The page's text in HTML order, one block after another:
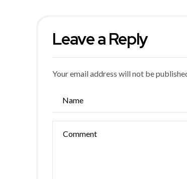
Leave a Reply
Your email address will not be